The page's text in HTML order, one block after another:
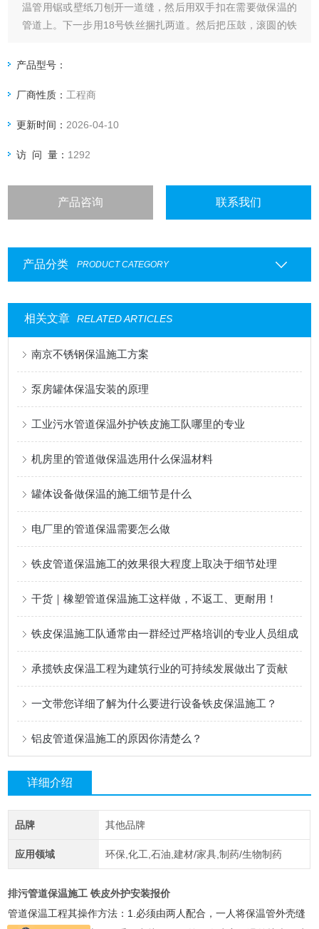
温管用锯或壁纸刀刨开一道缝，然后用双手扣在需要做保温的
管道上。下一步用18号铁丝捆扎两道。然后把压鼓，滚圆的铁
紧过程中用手拍打使铁板与保温管紧密贴合
产品型号：
厂商性质： 工程商
更新时间： 2026-04-10
访 问 量： 1292
产品咨询 联系我们
产品分类 PRODUCT CATEGORY
相关文章 RELATED ARTICLES
南京不锈钢保温施工方案
泵房罐体保温安装的原理
工业污水管道保温外护铁皮施工队哪里的专业
机房里的管道做保温选用什么保温材料
罐体设备做保温的施工细节是什么
电厂里的管道保温需要怎么做
铁皮管道保温施工的效果很大程度上取决于细节处理
干货｜橡塑管道保温施工这样做，不返工、更耐用！
铁皮保温施工队通常由一群经过严格培训的专业人员组成
承揽铁皮保温工程为建筑行业的可持续发展做出了贡献
一文带您详细了解为什么要进行设备铁皮保温施工？
铝皮管道保温施工的原因你清楚么？
详细介绍
品牌 其他品牌
应用领域 环保,化工,石油,建材/家具,制药/生物制药
排污管道保温施工 铁皮外护安装报价
管道保温工程其操作方法：1.必须由两人配合，一人将保温管外壳缝